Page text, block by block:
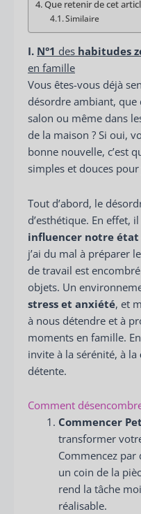
Que retenir de cet
Similaire
I. N°1 des habitudes
en famille
Vous êtes-vous déjà
désordre ambiant, que
salon ou même dans
de la maison ? Si oui,
bonne nouvelle, c’est
simples et douces
Tout d’abord, le
d’esthétique. En effet, il
influencer notre état
j’ai du mal à préparer
de travail est
objets. Un
stress et anxiété, et
à nous détendre et à
moments en famille.
invite à la sérénité, à la
détente.
Comment
Commencer
transformer
Commencez par
un coin de la
rend la tâche
réalisable.